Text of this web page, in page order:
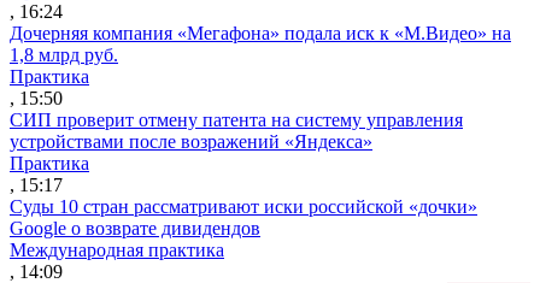
, 16:24
Дочерняя компания «Мегафона» подала иск к «М.Видео» на
1,8 млрд руб.
Практика
, 15:50
СИП проверит отмену патента на систему управления
устройствами после возражений «Яндекса»
Практика
, 15:17
Суды 10 стран рассматривают иски российской «дочки»
Google о возврате дивидендов
Международная практика
, 14:09